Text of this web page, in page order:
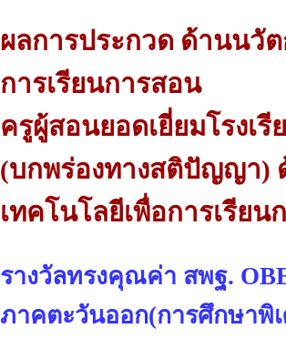
ผลการประกวด ด้านนวั
การเรียนการสอน
ครูผู้สอนยอดเยี่ยมโรงเ
(บกพร่องทางสติปัญญา)
เทคโนโลยีเพื่อการเรียน
รางวัลทรงคุณค่า สพฐ.
ภาคตะวันออก(การศึกษาพิ